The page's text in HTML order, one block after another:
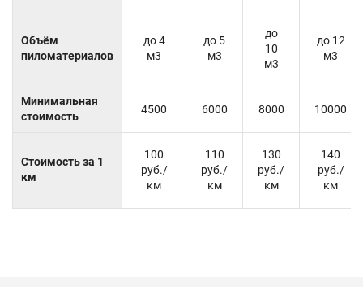
Объём
пиломатериалов
до 4
м3
до 5
м3
до
10
м3
до 12
м3
Минимальная
стоимость
4500 6000 8000 10000
Стоимость за 1
км
100
руб./
км
110
руб./
км
130
руб./
км
140
руб./
км